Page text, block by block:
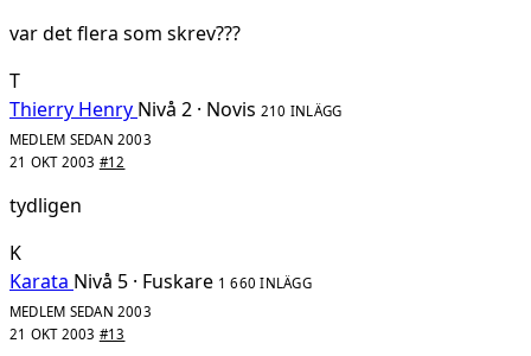
var det flera som skrev???
T
Thierry Henry Nivå 2 · Novis 210 INLÄGG
MEDLEM SEDAN 2003
21 OKT 2003 #12
tydligen
K
Karata Nivå 5 · Fuskare 1 660 INLÄGG
MEDLEM SEDAN 2003
21 OKT 2003 #13